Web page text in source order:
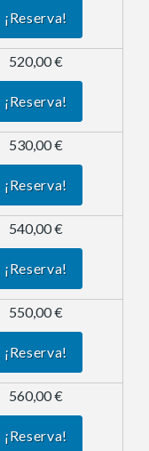
¡Reserva!
520,00 €
¡Reserva!
530,00 €
¡Reserva!
540,00 €
¡Reserva!
550,00 €
¡Reserva!
560,00 €
¡Reserva!